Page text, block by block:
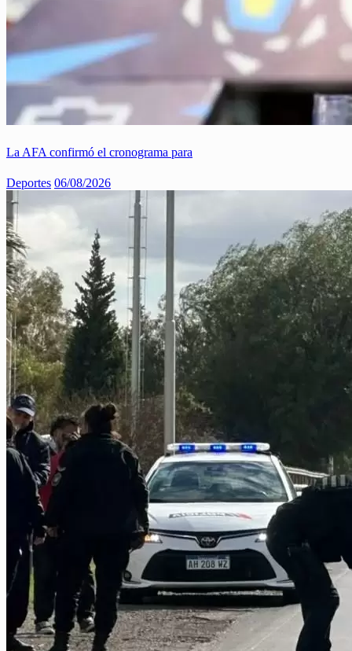
La AFA confirmó el cronograma para
Deportes 06/08/2026